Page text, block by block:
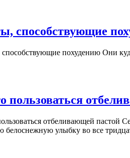
способствующие
похудению Они
пользоваться
отбеливающей пастой
белоснежную улыбку во все